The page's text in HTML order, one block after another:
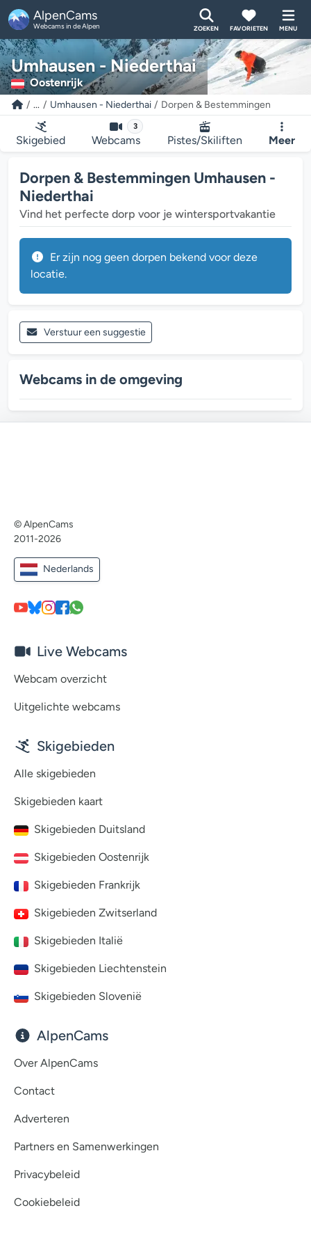
AlpenCams
Webcams in de Alpen ZOEKEN FAVORIETEN MENU
Umhausen - Niederthai
Oostenrijk
... Umhausen - Niederthai Dorpen & Bestemmingen
Skigebied
3
Webcams Pistes/Skiliften Meer
Dorpen & Bestemmingen Umhausen -
Niederthai
Vind het perfecte dorp voor je wintersportvakantie
Er zijn nog geen dorpen bekend voor deze
locatie.
Verstuur een suggestie
Webcams in de omgeving
© AlpenCams
2011-2026
Nederlands
Live Webcams
Webcam overzicht
Uitgelichte webcams
Skigebieden
Alle skigebieden
Skigebieden kaart
Skigebieden Duitsland
Skigebieden Oostenrijk
Skigebieden Frankrijk
Skigebieden Zwitserland
Skigebieden Italië
Skigebieden Liechtenstein
Skigebieden Slovenië
AlpenCams
Over AlpenCams
Contact
Adverteren
Partners en Samenwerkingen
Privacybeleid
Cookiebeleid